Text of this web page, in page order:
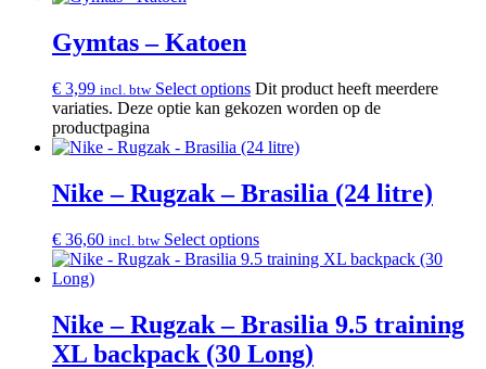
Gymtas – Katoen
€ 3,99 incl. btw Select options Dit product heeft meerdere
variaties. Deze optie kan gekozen worden op de
productpagina
Nike – Rugzak – Brasilia (24 litre)
€ 36,60 incl. btw Select options
Nike – Rugzak – Brasilia 9.5 training
XL backpack (30 Long)